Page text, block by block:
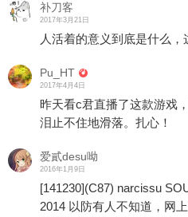
补刀客
2017年3月21日
人活着的意义到底是什么
Pu_HT
2017年4月4日
昨天看c君直播了这款游戏
泪止不住地滑落。扎心！
爱貳desu呦
2016年1月9日
[141230](C87) narcissu
2014 以防有人不知道，网